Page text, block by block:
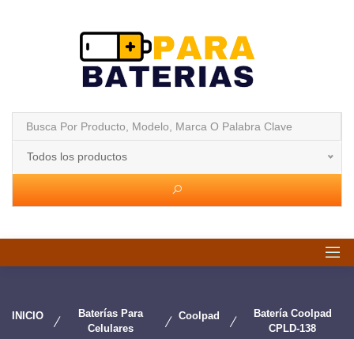
Todos los productos
INICIO
Baterías Para
Celulares
Coolpad
Batería Coolpad
CPLD-138